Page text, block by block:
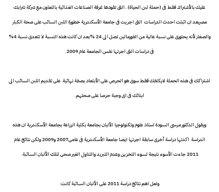
عليك بالأشتراك فقط فى (حملة لبن الحياة)..التى تقودها غرفة الصناعات الغذائية بالتعاون مع شركة تترابك
مصربعد ان اثبتت احدث الدراسات التى اجريت فى جامعة الأسكندرية خطورة اللبن السائب على صحة الكبار
والصغار لأنه يحتورى على نسبة عالية من الفورمالين تصل الى 24 %بعد ان كانت هذه النسبة لا تتعدى نسبة 4%
فى دراسات التى اجرتها نفس الجامعة عام 2009.
اشتراكك فى هذه الحملة لايكلفك فقط سوى هو الحرص على الأبتعاد بصفة نهائية على تقديم اللبن السائب الى
ابنائك فى اى وجبة حرصا على صحتهم.
ويقول الدكتور مرسى السودة استاذ علوم وتكنولوجيا الألبان بجامعة بكلية الزراعة بجامعة الأسكندرية ان هذه
الدراسة اكدتها دراسة أخرى سابقة اجرتها ايضا جامعة الأسكندرية فى عامى2007 و2009 ولكن نتائج عام
2011 جاءت الأسوء نتيجة لسوء التخزين وعدم التبريد والتناول الغير صحى لتلك الألبان السائبة.
ولعل اهم نتائج دراسة 2011 على الألبان السائبة كانت: